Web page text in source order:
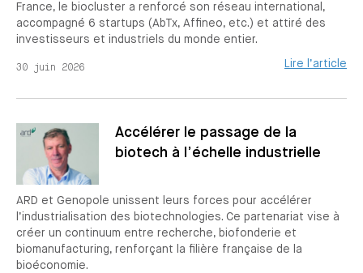
France, le biocluster a renforcé son réseau international,
accompagné 6 startups (AbTx, Affineo, etc.) et attiré des
investisseurs et industriels du monde entier.
30 juin 2026 Lire l’article
Accélérer le passage de la
biotech à l’échelle industrielle
ARD et Genopole unissent leurs forces pour accélérer
l’industrialisation des biotechnologies. Ce partenariat vise à
créer un continuum entre recherche, biofonderie et
biomanufacturing, renforçant la filière française de la
bioéconomie.